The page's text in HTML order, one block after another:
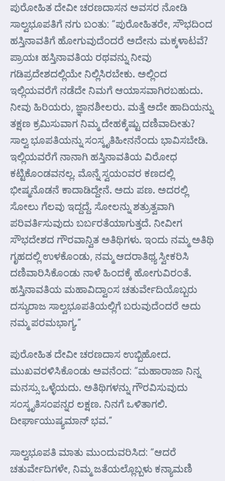
ಪುರೋಹಿತ ದೇವೀ ಚರಣದಾಸನ ಅವಸರ ನೋಡಿ
ಸಾಲ್ವಭೂಪತಿಗೆ ನಗು ಬಂತು: “ಪುರೋಹಿತರೇ, ಸೌಭದಿಂದ
ಹಸ್ತಿನಾವತಿಗೆ ಹೋಗುವುದೆಂದರೆ ಅದೇನು ಮಕ್ಕಳಾಟವೆ?
ಪ್ರಾಯಃ ಹಸ್ತಿನಾವತಿಯ ರಥವನ್ನು ನೀವು
ಗಡಿಪ್ರದೇಶದಲ್ಲಿಯೇ ನಿಲ್ಲಿಸಿರಬೇಕು. ಅಲ್ಲಿಂದ
ಇಲ್ಲಿಯವರೆಗೆ ನಡೆದೇ ನಿಮಗೆ ಆಯಾಸವಾಗಿರಬಹುದು.
ನೀವು ಹಿರಿಯರು, ಜ್ಞಾನಶೀಲರು. ಮತ್ತೆ ಅದೇ ಹಾದಿಯನ್ನು
ತಕ್ಷಣ ಕ್ರಮಿಸುವಾಗ ನಿಮ್ಮ ದೇಹಕ್ಕೆಷ್ಟು ದಣಿವಾದೀತು?
ಸಾಲ್ವ ಭೂಪತಿಯನ್ನು ಸಂಸ್ಕೃತಿಹೀನನೆಂದು ಭಾವಿಸಬೇಡಿ.
ಇಲ್ಲಿಯವರೆಗೆ ನಾನಾಗಿ ಹಸ್ತಿನಾವತಿಯ ವಿರೋಧ
ಕಟ್ಟಿಕೊಂಡವನಲ್ಲ. ಮೊನ್ನೆ ಸ್ವಯಂವರ ಕಣದಲ್ಲಿ
ಭೀಷ್ಮನೊಡನೆ ಕಾದಾಡಿದ್ದೇನೆ. ಅದು ಪಣ. ಅದರಲ್ಲಿ
ಸೋಲು ಗೆಲವು ಇದ್ದದ್ದೆ. ಸೋಲನ್ನು ಶತ್ರುತ್ವವಾಗಿ
ಪರಿವರ್ತಿಸುವುದು ಬರ್ಬರತೆಯಾಗುತ್ತದೆ. ನೀವೀಗ
ಸೌಭದೇಶದ ಗೌರವಾನ್ವಿತ ಅತಿಥಿಗಳು. ಇಂದು ನಮ್ಮ ಅತಿಥಿ
ಗೃಹದಲ್ಲಿ ಉಳಕೊಂಡು, ನಮ್ಮ ಆದರಾತಿಥ್ಯ ಸ್ವೀಕರಿಸಿ
ದಣಿವಾರಿಸಿಕೊಂಡು ನಾಳೆ ಹಿಂದಕ್ಕೆ ಹೋಗುವಿರಂತೆ.
ಹಸ್ತಿನಾವತಿಯ ಮಹಾವಿದ್ವಾಂಸ ಚತುರ್ವೇದಿಯೊಬ್ಬರು
ದಸ್ಯುರಾಜ ಸಾಲ್ವಭೂಪತಿಯಲ್ಲಿಗೆ ಬರುವುದೆಂದರೆ ಅದು
ನಮ್ಮ ಪರಮಭಾಗ್ಯ.”
ಪುರೋಹಿತ ದೇವೀ ಚರಣದಾಸ ಉಬ್ಬಿಹೋದ.
ಮುಖವರಳಿಸಿಕೊಂಡು ಅವನೆಂದ: “ಮಹಾರಾಜಾ ನಿನ್ನ
ಮನಸ್ಸು ಒಳ್ಳೆಯದು. ಅತಿಥಿಗಳನ್ನು ಗೌರವಿಸುವುದು
ಸಂಸ್ಕೃತಿಸಂಪನ್ನರ ಲಕ್ಷಣ. ನಿನಗೆ ಒಳಿತಾಗಲಿ.
ದೀರ್ಘಾಯುಷ್ಯಮಾನ್‌ ಭವ.”
ಸಾಲ್ವಭೂಪತಿ ಮಾತು ಮುಂದುವರಿಸಿದ: “ಆದರೆ
ಚತುರ್ವೇದಿಗಳೇ, ನಿಮ್ಮ ಜತೆಯಲ್ಲೊಬ್ಬಳು ಕನ್ಯಾಮಣಿ